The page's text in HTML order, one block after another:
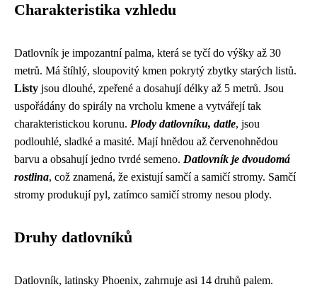
Charakteristika vzhledu
Datlovník je impozantní palma, která se tyčí do výšky až 30
metrů. Má štíhlý, sloupovitý kmen pokrytý zbytky starých listů.
Listy jsou dlouhé, zpeřené a dosahují délky až 5 metrů. Jsou
uspořádány do spirály na vrcholu kmene a vytvářejí tak
charakteristickou korunu. Plody datlovníku, datle, jsou
podlouhlé, sladké a masité. Mají hnědou až červenohnědou
barvu a obsahují jedno tvrdé semeno. Datlovník je dvoudomá
rostlina, což znamená, že existují samčí a samičí stromy. Samčí
stromy produkují pyl, zatímco samičí stromy nesou plody.
Druhy datlovníků
Datlovník, latinsky Phoenix, zahrnuje asi 14 druhů palem.